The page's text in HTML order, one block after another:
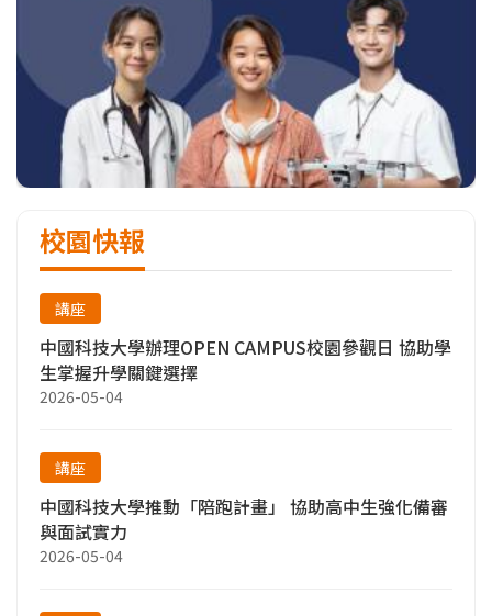
校園快報
講座
中國科技大學辦理OPEN CAMPUS校園參觀日 協助學
生掌握升學關鍵選擇
2026-05-04
講座
中國科技大學推動「陪跑計畫」 協助高中生強化備審
與面試實力
2026-05-04